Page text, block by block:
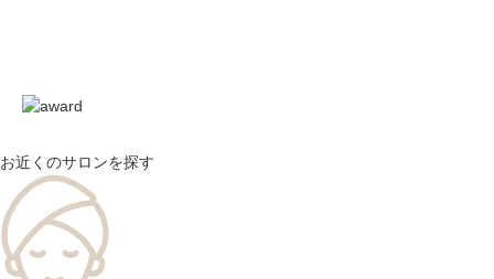
お近くのサロンを探す